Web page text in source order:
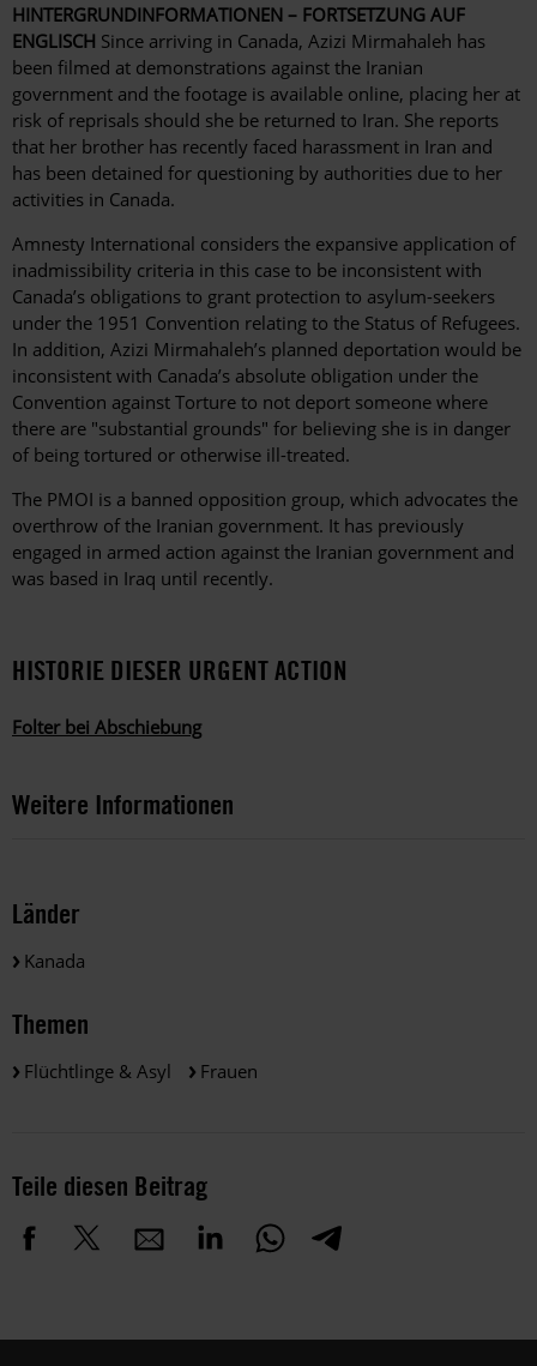
HINTERGRUNDINFORMATIONEN – FORTSETZUNG AUF
ENGLISCH Since arriving in Canada, Azizi Mirmahaleh has
been filmed at demonstrations against the Iranian
government and the footage is available online, placing her at
risk of reprisals should she be returned to Iran. She reports
that her brother has recently faced harassment in Iran and
has been detained for questioning by authorities due to her
activities in Canada.
Amnesty International considers the expansive application of
inadmissibility criteria in this case to be inconsistent with
Canada’s obligations to grant protection to asylum-seekers
under the 1951 Convention relating to the Status of Refugees.
In addition, Azizi Mirmahaleh’s planned deportation would be
inconsistent with Canada’s absolute obligation under the
Convention against Torture to not deport someone where
there are "substantial grounds" for believing she is in danger
of being tortured or otherwise ill-treated.
The PMOI is a banned opposition group, which advocates the
overthrow of the Iranian government. It has previously
engaged in armed action against the Iranian government and
was based in Iraq until recently.
HISTORIE DIESER URGENT ACTION
Folter bei Abschiebung
Weitere Informationen
Länder
Kanada
Themen
Flüchtlinge & Asyl Frauen
Teile diesen Beitrag